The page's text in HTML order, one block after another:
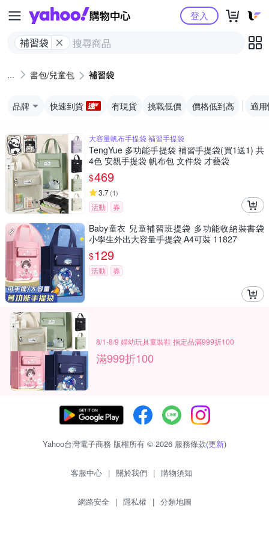
Yahoo購物中心
補習袋
登入
書包/兒童包 補習袋
品牌 快速到貨 有現貨 挑戰低價 價格低到高 適
大容量帆布手提袋 補習手提袋
TengYue 多功能手提袋 補習手提袋(買1送1) 共
4色 安親手提袋 帆布包 文件袋 才藝袋
$469
3.7(1)
活動 券
Baby童衣 兒童補習班提袋 多功能收納裝書袋
小學生外出大容量手提袋 A4可裝 11827
$129
活動 券
8/1-8/9 婦幼玩具童裝鞋 指定品滿999折100
滿999折100
Yahoo台灣電子商務 版權所有 © 2026 服務條款(更新)
客服中心 | 關於我們 | 購物須知
網路安全 | 隱私權 | 分類地圖